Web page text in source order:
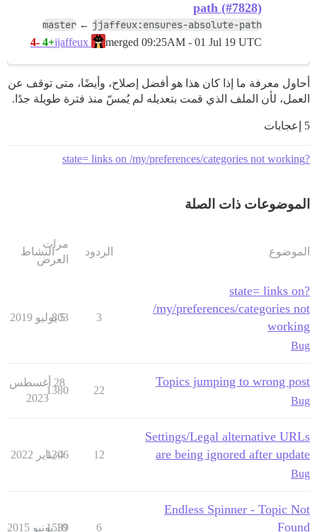
path (#7828)
master ← jjaffeux:ensures-absolute-path
merged 09:25AM - 01 Jul 19 UTC
+4
-4
أحاول معرفة ما إذا كان هذا هو أفضل إصلاح، وأيضًا، متى توقف عن
العمل، لأن الملف الذي قمت بتعديله لم يُمسّ منذ فترة طويلة جدًا.
5 إعجابات
?state= links on /my/preferences/categories not working
الموضوعات ذات الصلة
الموضوع الردود
مرات
العرض
النشاط
?state= links on
/my/preferences/categories not
working
Bug
3
803
5 يوليو 2019
Topics jumping to wrong post
Bug
22
1380
28 أغسطس
2023
Settings/Legal alternative URLs
are being ignored after update
Bug
12
1306
4 يناير 2022
Endless Spinner - Topic Not
Found
6
1539
10 يونيو 2015